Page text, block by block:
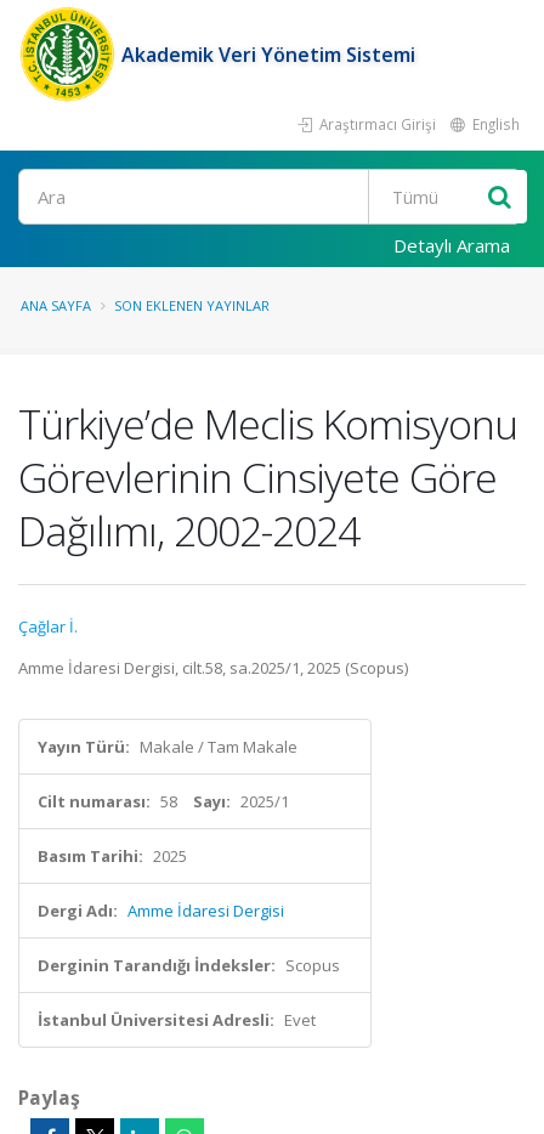
Akademik Veri Yönetim Sistemi
Araştırmacı Girişi English
Ara
Detaylı Arama
ANA SAYFA SON EKLENEN YAYINLAR
Türkiye’de Meclis Komisyonu
Görevlerinin Cinsiyete Göre
Dağılımı, 2002-2024
Çağlar İ.
Amme İdaresi Dergisi, cilt.58, sa.2025/1, 2025 (Scopus)
Yayın Türü: Makale / Tam Makale
Cilt numarası: 58 Sayı: 2025/1
Basım Tarihi: 2025
Dergi Adı: Amme İdaresi Dergisi
Derginin Tarandığı İndeksler: Scopus
İstanbul Üniversitesi Adresli: Evet
Paylaş